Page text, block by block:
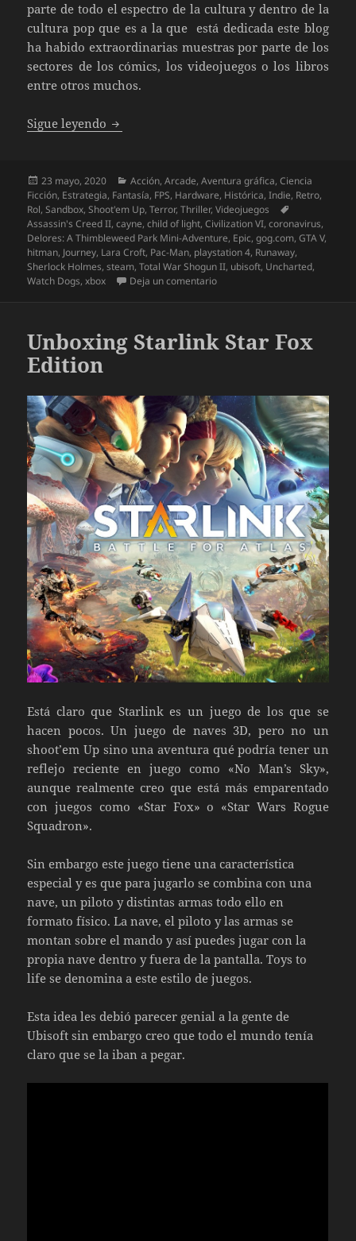
parte de todo el espectro de la cultura y dentro de la
cultura pop que es a la que está dedicada este blog
ha habido extraordinarias muestras por parte de los
sectores de los cómics, los videojuegos o los libros
entre otros muchos.
Sigue leyendo Videojuegos contra el Coronavirus
Publicado
el
23 mayo, 2020 Categorías
Acción,Arcade,Aventura gráfica,Ciencia
Ficción, Estrategia, Fantasía, FPS, Hardware, Histórica,Indie, Retro,
Rol,Sandbox,Shoot'em Up,Terror,Thriller,Videojuegos
Assassin's Creed II,cayne,child of light,Civilization VI,coronavirus,
Delores: A Thimbleweed Park Mini-Adventure, Epic,gog.com,GTA V,
hitman, Journey, Lara Croft, Pac-Man, playstation 4, Runaway,
Sherlock Holmes,steam,Total War Shogun II, ubisoft, Uncharted,
Watch Dogs,xbox Deja un comentarioen Videojuegos contra el
Unboxing Starlink Star Fox
Edition
Está claro que Starlink es un juego de los que se
hacen pocos. Un juego de naves 3D, pero no un
shoot’em Up sino una aventura qué podría tener un
reflejo reciente en juego como «No Man’s Sky»,
aunque realmente creo que está más emparentado
con juegos como «Star Fox» o «Star Wars Rogue
Squadron».
Sin embargo este juego tiene una característica
especial y es que para jugarlo se combina con una
nave, un piloto y distintas armas todo ello en
formato físico. La nave, el piloto y las armas se
montan sobre el mando y así puedes jugar con la
propia nave dentro y fuera de la pantalla. Toys to
life se denomina a este estilo de juegos.
Esta idea les debió parecer genial a la gente de
Ubisoft sin embargo creo que todo el mundo tenía
claro que se la iban a pegar.